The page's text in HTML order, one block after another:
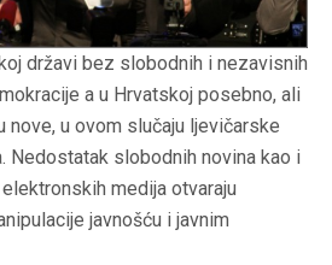
državi bez slobodnih i nezavisnih
a u Hrvatskoj posebno, ali
nove, u ovom slučaju ljevičarske
Nedostatak slobodnih novina kao i
medija otvaraju
javnošću i javnim